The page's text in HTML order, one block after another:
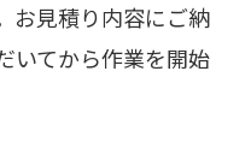
お見積り内容にご納
いてから作業を開始